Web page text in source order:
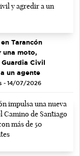
Tarancón
una moto,
Civil
un agente
- 14/07/2026